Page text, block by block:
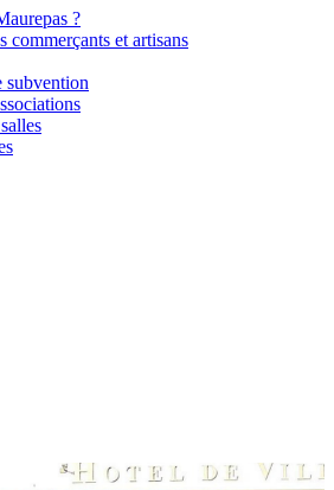
?
commerçants et artisans
subvention